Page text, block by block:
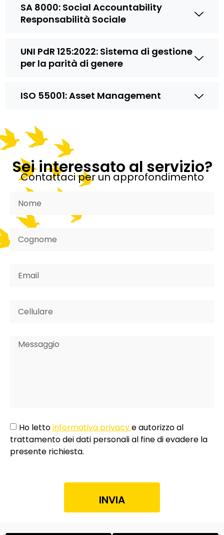
SA 8000: Social Accountability
Responsabilità Sociale
UNI PdR 125:2022: Sistema di gestione
per la parità di genere
ISO 55001: Asset Management
Sei interessato al servizio?
Contattaci per un approfondimento
Ho lettoinformativa privacye autorizzo al
trattamento dei dati personali al fine di evadere la
presente richiesta.
INVIA